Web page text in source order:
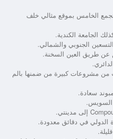
الخامس بموقع مثالي خلف
الجامعة الكندية.
الجنوبي والشمالي.
من مشروعات كبيرة من ضمنها بالم
سعادة.
السويس.
في دقائق معدودة.